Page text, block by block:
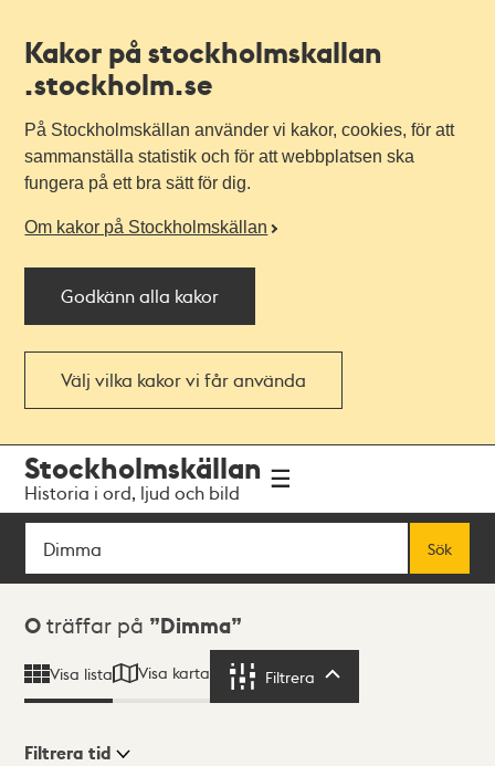
Kakor på stockholmskallan
.stockholm.se
På Stockholmskällan använder vi kakor, cookies, för att
sammanställa statistik och för att webbplatsen ska
fungera på ett bra sätt för dig.
Om kakor på Stockholmskällan
Godkänn alla kakor
Välj vilka kakor vi får använda
navigationen
huvudinnehållet
Stockholmskällan
Historia i ord, ljud och bild
Sök
Sök
Sökresultat
0 träffar på Dimma
Visa lista Visa karta Filtrera
Filtrera tid